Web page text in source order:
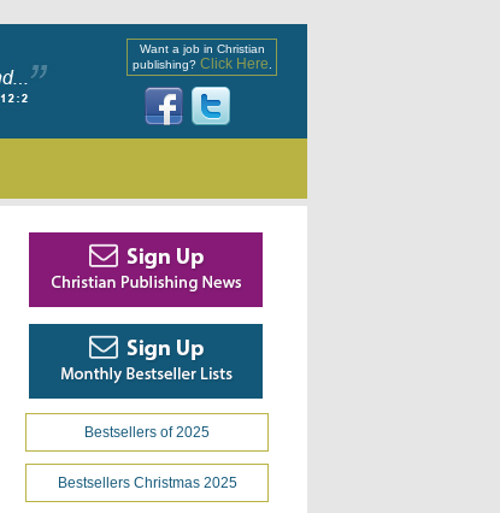
Want a job in Christian
publishing? Click Here
Bestsellers of 2025
Bestsellers Christmas 2025